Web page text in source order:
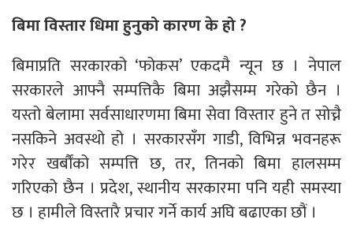
बिमा विस्तार धिमा हुनुको कारण के हो ?
बिमाप्रति सरकारको ‘फोकस’ एकदमै न्यून छ । नेपाल
सरकारले आफ्नै सम्पत्तिकै बिमा अझैसम्म गरेको छैन ।
यस्तो बेलामा सर्वसाधारणमा बिमा सेवा विस्तार हुने त सोच्नै
नसकिने अवस्थो हो । सरकारसँग गाडी, विभिन्न भवनहरू
गरेर खर्बौंको सम्पत्ति छ, तर, तिनको बिमा हालसम्म
गरिएको छैन । प्रदेश, स्थानीय सरकारमा पनि यही समस्या
छ । हामीले विस्तारै प्रचार गर्ने कार्य अघि बढाएका छौं ।